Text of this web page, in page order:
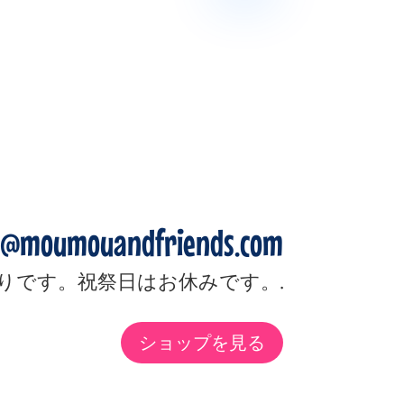
です。祝祭日はお休みです。.
ショップを見る